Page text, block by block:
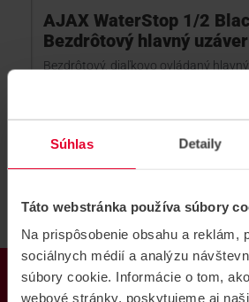
Súhlas Detaily
Táto webstránka používa súbory
Na prispôsobenie obsahu a reklám,
sociálnych médií a analýzu
súbory cookie. Informácie o tom,
webové stránky, poskytujeme aj
AJAX WaterStop 1/2
Bezdrôtový hlavný
Bezdrôtový, diaľkovo ovládaný